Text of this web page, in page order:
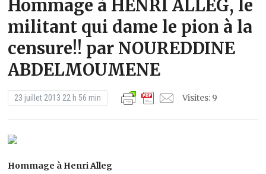
Hommage à HENRI ALLEG, le
militant qui dame le pion à la
censure!! par NOUREDDINE
ABDELMOUMENE
23 juillet 2013 22 h 56 min Visites: 9
Hommage à Henri Alleg